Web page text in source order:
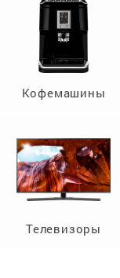
Кофемашины
Телевизоры